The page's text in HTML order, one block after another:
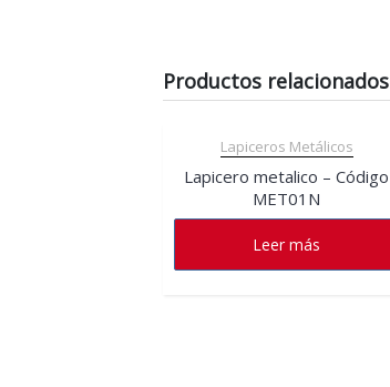
Productos relacionados
Lapiceros Metálicos
Lapicero metalico – Código
MET01N
Leer más